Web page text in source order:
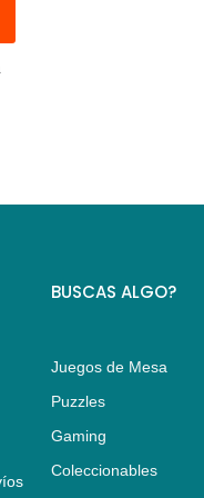
BUSCAS ALGO?
Juegos de Mesa
Puzzles
Gaming
Coleccionables